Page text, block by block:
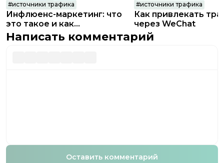
#источники трафика
Инфлюенс-маркетинг: что
это такое и как
продвигаться через
рекламу у блогеров
#источники трафика
Как привлекать
через WeChat
Написать комментарий
Оставить комментарий